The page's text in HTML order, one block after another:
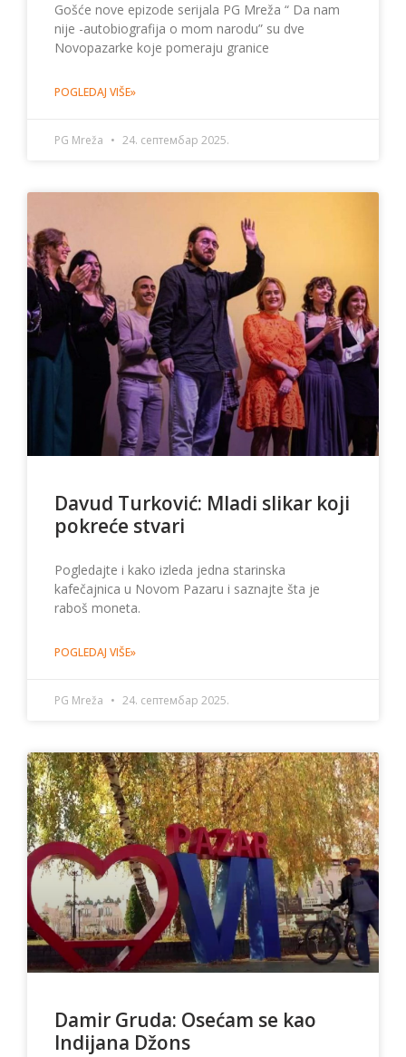
Gošće nove epizode serijala PG Mreža “ Da nam
nije -autobiografija o mom narodu” su dve
Novopazarke koje pomeraju granice
POGLEDAJ VIŠE»
PG Mreža 24. септембар 2025.
Davud Turković: Mladi slikar koji
pokreće stvari
Pogledajte i kako izleda jedna starinska
kafečajnica u Novom Pazaru i saznajte šta je
raboš moneta.
POGLEDAJ VIŠE»
PG Mreža 24. септембар 2025.
Damir Gruda: Osećam se kao
Indijana Džons